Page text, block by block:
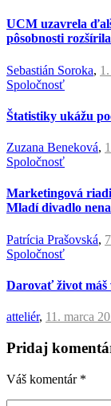
UCM uzavrela
pôsobnosti
Sebastián Soroka,
Spoločnosť
Štatistiky ukážu
Zuzana Beneková,
Spoločnosť
Marketingová
Mladí divadlo
Patrícia Prašovská,
Spoločnosť
Darovať život
atteliér, 11. marca
Pridaj
Váš komentár *